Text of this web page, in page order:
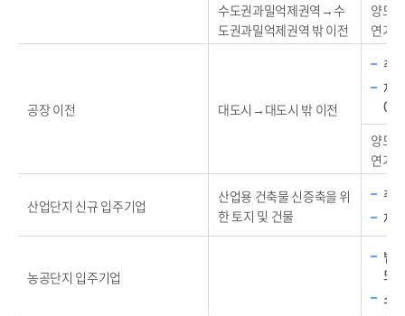
수도권과밀억제권역→수
도권과밀억제권역 밖 이전
양도
연기+
공장 이전 대도시→대도시 밖 이전
취
재
0%
양도
연기+
산업단지 신규 입주기업
산업용 건축물 신증축을 위
한 토지 및 건물
취
재
농공단지 입주기업
법
또
소